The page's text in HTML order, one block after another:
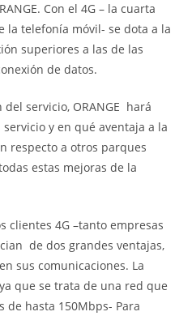
Con el 4G – la cuarta
la telefonía móvil- se dota a la
superiores a las de las
de datos.
servicio, ORANGE hará
y en qué aventaja a la
respecto a otros parques
estas mejoras de la
clientes 4G –tanto empresas
de dos grandes ventajas,
sus comunicaciones. La
que se trata de una red que
de hasta 150Mbps- Para